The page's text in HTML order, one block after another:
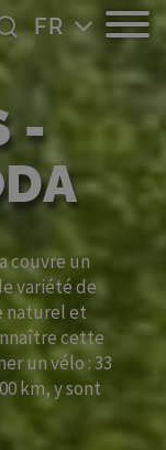
Select
your
language
-
couvre un
variété de
naturel et
cette
un vélo : 33
km, y sont